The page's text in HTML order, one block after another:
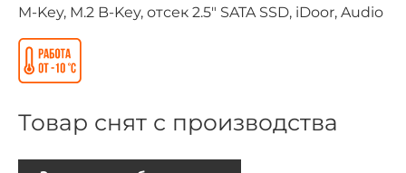
M-Key, M.2 B-Key, отсек 2.5" SATA SSD, iDoor, Audio
Товар снят с производства